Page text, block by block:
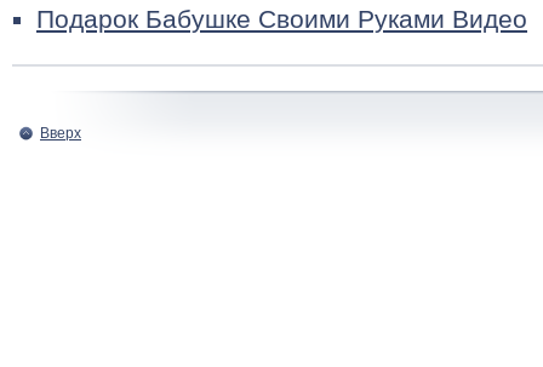
Подарок Бабушке Своими Руками Видео
Вверх